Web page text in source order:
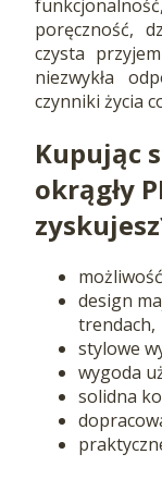
poręczność,
czysta
niezwykła
czynniki życia
Kupując
okrągły
design
trendach,
stylowe
wygoda
solidna